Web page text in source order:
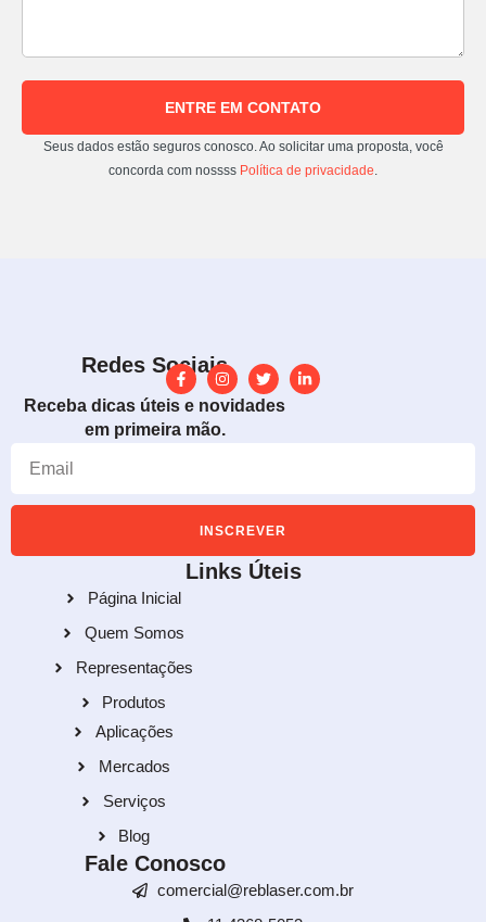
ENTRE EM CONTATO
Seus dados estão seguros conosco. Ao solicitar uma proposta, você
concorda com nossss Política de privacidade.
Redes Sociais
Receba dicas úteis e novidades
em primeira mão.
INSCREVER
Links Úteis
Página Inicial
Quem Somos
Representações
Produtos
Aplicações
Mercados
Serviços
Blog
Fale Conosco
comercial@reblaser.com.br